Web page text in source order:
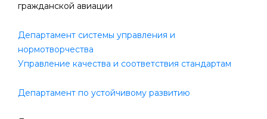
гражданской авиации
Департамент системы управления и
нормотворчества
Управление качества и соответствия стандартам
Департамент по устойчивому развитию